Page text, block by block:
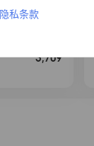
隐私条款4,154
3,709